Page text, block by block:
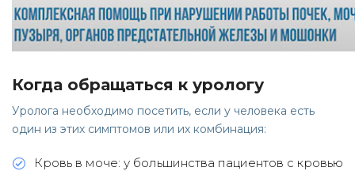
Когда обращаться к урологу
Уролога необходимо посетить, если у человека есть
один из этих симптомов или их комбинация:
Кровь в моче: у большинства пациентов с кровью